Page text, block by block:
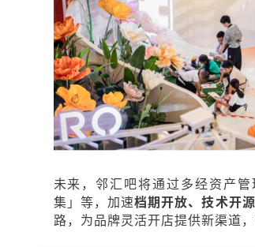
未来，邻汇吧将通过多经资产
集」等，加速档期开放、技术开
路，为品牌灵活开店提供新渠道